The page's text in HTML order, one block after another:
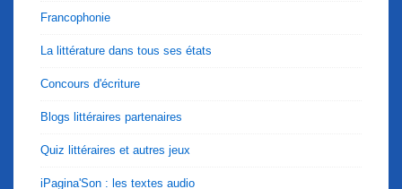
Francophonie
La littérature dans tous ses états
Concours d'écriture
Blogs littéraires partenaires
Quiz littéraires et autres jeux
iPagina'Son : les textes audio